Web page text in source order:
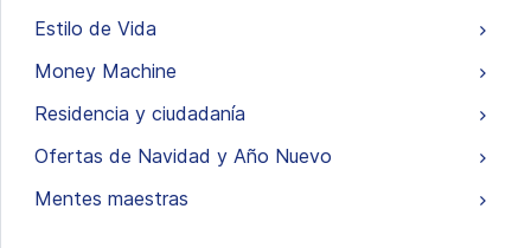
Estilo de Vida
Money Machine
Residencia y ciudadanía
Ofertas de Navidad y Año Nuevo
Mentes maestras